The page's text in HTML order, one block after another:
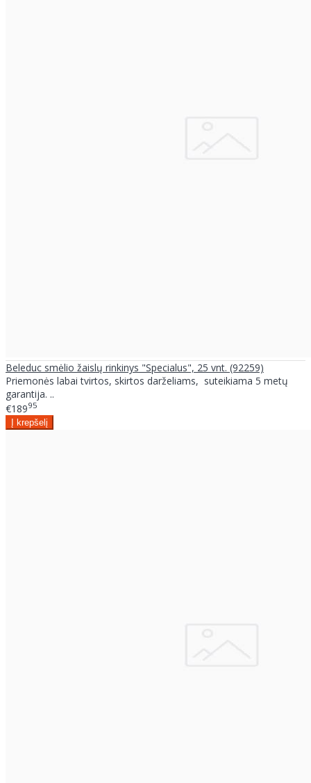
Beleduc smėlio žaislų rinkinys "Specialus", 25 vnt. (92259)
Priemonės labai tvirtos, skirtos darželiams, suteikiama 5 metų
garantija. ..
€18995